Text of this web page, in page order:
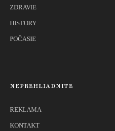
ZDRAVIE
HISTORY
POČASIE
NEPREHLIADNITE
REKLAMA
KONTAKT